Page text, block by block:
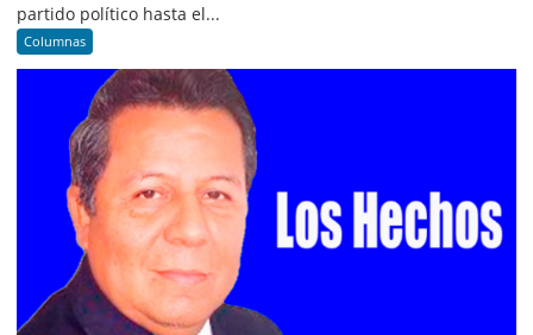
partido político hasta el...
Columnas